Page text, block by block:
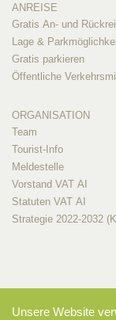
ANREISE
Gratis An- und
Lage &
Gratis parkieren
Öffentliche
ORGANISATION
Team
Tourist-Info
Meldestelle
Vorstand VAT AI
Statuten VAT AI
Strategie 2022-2032
Unsere Website